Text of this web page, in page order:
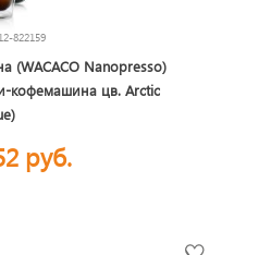
12-822159
(WACACO Nanopresso)
кофемашина цв. Arctic
руб.